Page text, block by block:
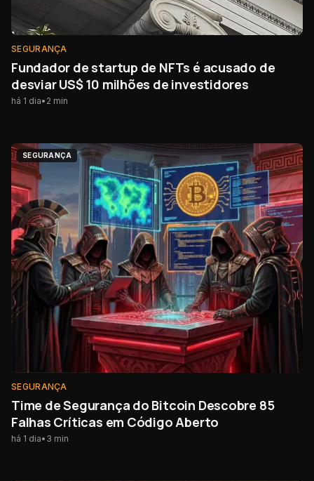
SEGURANÇA
Fundador de startup de NFTs é acusado de
desviar US$ 10 milhões de investidores
há 1 dia• 2 min
SEGURANÇA
SEGURANÇA
Time de Segurança do Bitcoin Descobre 85
Falhas Críticas em Código Aberto
há 1 dia• 3 min